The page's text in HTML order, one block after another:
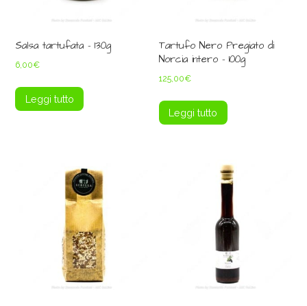
Salsa tartufata – 130g
6,00€
Leggi tutto
Tartufo Nero Pregiato di
Norcia intero – 100g
125,00€
Leggi tutto